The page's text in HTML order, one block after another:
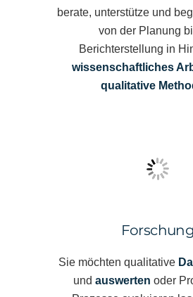
berate, unterstütze und
von der Planung
Berichterstellung in
wissenschaftliches
qualitative
Forschung
Sie möchten qualitative
und auswerten oder